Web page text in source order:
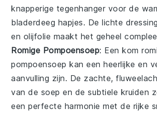
knapperige tegenhanger voor de
bladerdeeg hapjes. De lichte
en olijfolie maakt het geheel
Romige Pompoensoep: Een kom
pompoensoep kan een heerlijke en
aanvulling zijn. De zachte,
van de soep en de subtiele kruiden
een perfecte harmonie met de rijke